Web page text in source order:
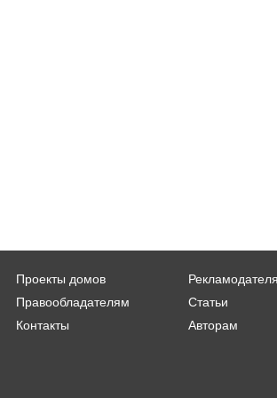
Проекты домов
Правообладателям
Статьи
Контакты
Авторам